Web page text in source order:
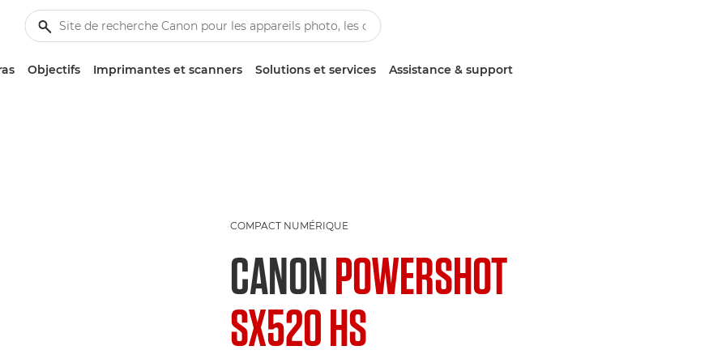
Objectifs Imprimantes et scanners Solutions et services Assistance & support
COMPACT NUMÉRIQUE
CANONPOWERSHOT
SX520 HS